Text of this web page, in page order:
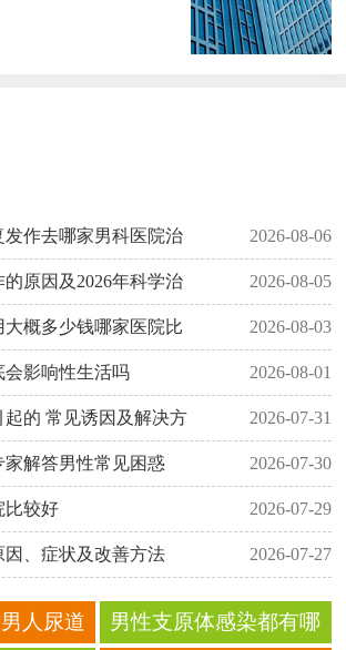
发作去哪家男科医院治 2026-08-06
原因及2026年科学治 2026-08-05
概多少钱哪家医院比 2026-08-03
会影响性生活吗 2026-08-01
的 常见诱因及解决方 2026-07-31
解答男性常见困惑 2026-07-30
比较好 2026-07-29
、症状及改善方法 2026-07-27
人尿道
男性支原体感染都有哪